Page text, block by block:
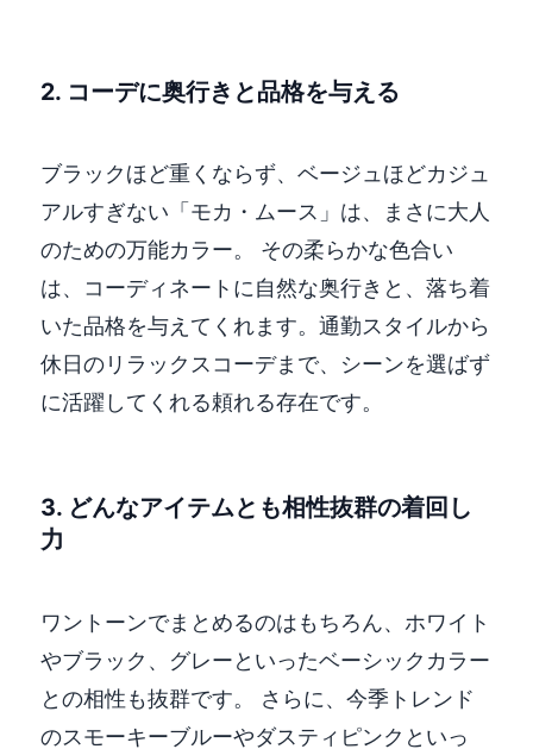
2. コーデに奥行きと品格を与える
ブラックほど重くならず、ベージュほどカジュ
アルすぎない「モカ・ムース」は、まさに大人
のための万能カラー。 その柔らかな色合い
は、コーディネートに自然な奥行きと、落ち着
いた品格を与えてくれます。通勤スタイルから
休日のリラックスコーデまで、シーンを選ばず
に活躍してくれる頼れる存在です。
3. どんなアイテムとも相性抜群の着回し
力
ワントーンでまとめるのはもちろん、ホワイト
やブラック、グレーといったベーシックカラー
との相性も抜群です。 さらに、今季トレンド
のスモーキーブルーやダスティピンクといっ